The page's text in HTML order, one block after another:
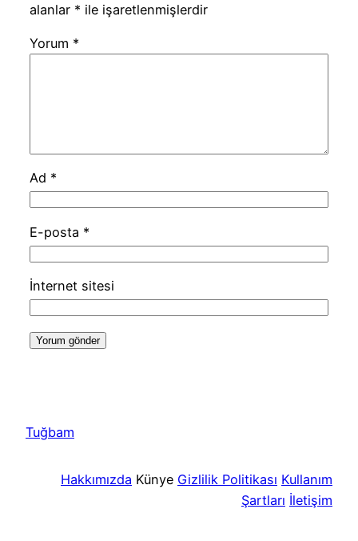
alanlar * ile işaretlenmişlerdir
Yorum *
Ad *
E-posta *
İnternet sitesi
Tuğbam
Hakkımızda Künye Gizlilik Politikası Kullanım
Şartları İletişim